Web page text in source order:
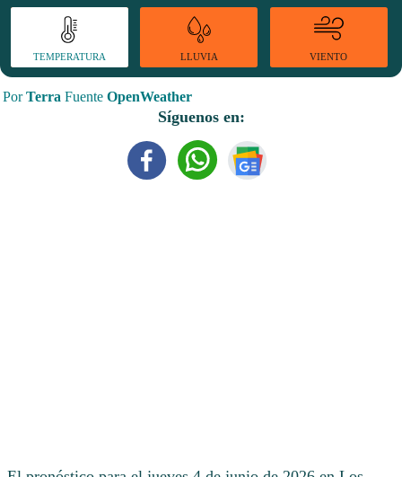
TEMPERATURA LLUVIA VIENTO
PorTerra Fuente OpenWeather
Síguenos en: